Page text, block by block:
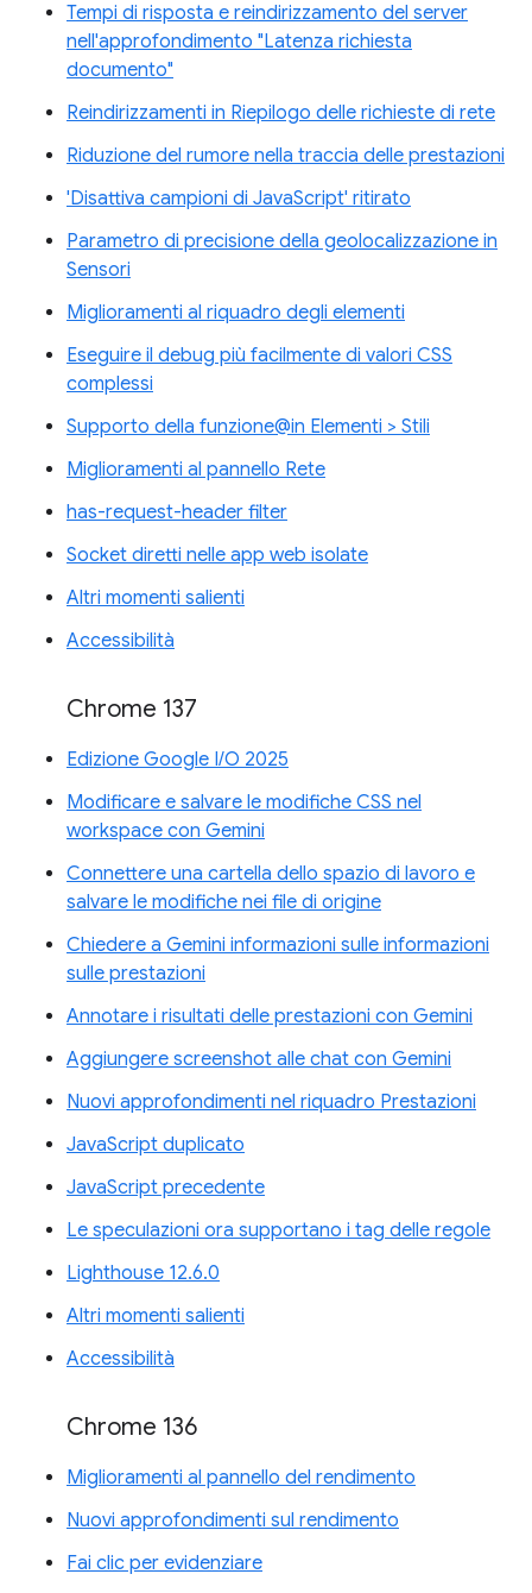
Tempi di risposta e reindirizzamento del server
nell'approfondimento "Latenza richiesta
documento"
Reindirizzamenti in Riepilogo delle richieste di rete
Riduzione del rumore nella traccia delle prestazioni
'Disattiva campioni di JavaScript' ritirato
Parametro di precisione della geolocalizzazione in
Sensori
Miglioramenti al riquadro degli elementi
Eseguire il debug più facilmente di valori CSS
complessi
Supporto della funzione@in Elementi > Stili
Miglioramenti al pannello Rete
has-request-header filter
Socket diretti nelle app web isolate
Altri momenti salienti
Accessibilità
Chrome 137
Edizione Google I/O 2025
Modificare e salvare le modifiche CSS nel
workspace con Gemini
Connettere una cartella dello spazio di lavoro e
salvare le modifiche nei file di origine
Chiedere a Gemini informazioni sulle informazioni
sulle prestazioni
Annotare i risultati delle prestazioni con Gemini
Aggiungere screenshot alle chat con Gemini
Nuovi approfondimenti nel riquadro Prestazioni
JavaScript duplicato
JavaScript precedente
Le speculazioni ora supportano i tag delle regole
Lighthouse 12.6.0
Altri momenti salienti
Accessibilità
Chrome 136
Miglioramenti al pannello del rendimento
Nuovi approfondimenti sul rendimento
Fai clic per evidenziare